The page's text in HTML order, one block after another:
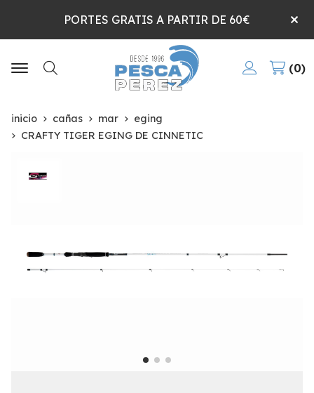
PORTES GRATIS A PARTIR DE 60€
Buscar
0
inicio cañas mar
eging
CRAFTY TIGER EGING DE CINNETIC